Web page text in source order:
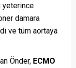
yeterince
damara
ve tüm aortaya
Önder, ECMO